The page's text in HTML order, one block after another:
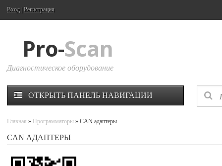
Вход Регистрация
Pro-Scan
Диагностическое оборудование
ОТКРЫТЬ ПАНЕЛЬ НАВИГАЦИИ
Главная » Программаторы » CAN адаптеры
CAN АДАПТЕРЫ